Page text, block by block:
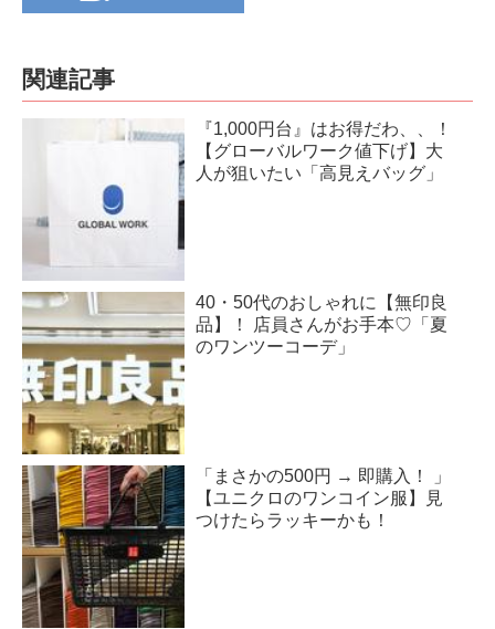
関連記事
『1,000円台』はお得だわ、、！
【グローバルワーク値下げ】大
人が狙いたい「高見えバッグ」
40・50代のおしゃれに【無印良
品】！ 店員さんがお手本♡「夏
のワンツーコーデ」
「まさかの500円 → 即購入！ 」
【ユニクロのワンコイン服】見
つけたらラッキーかも！